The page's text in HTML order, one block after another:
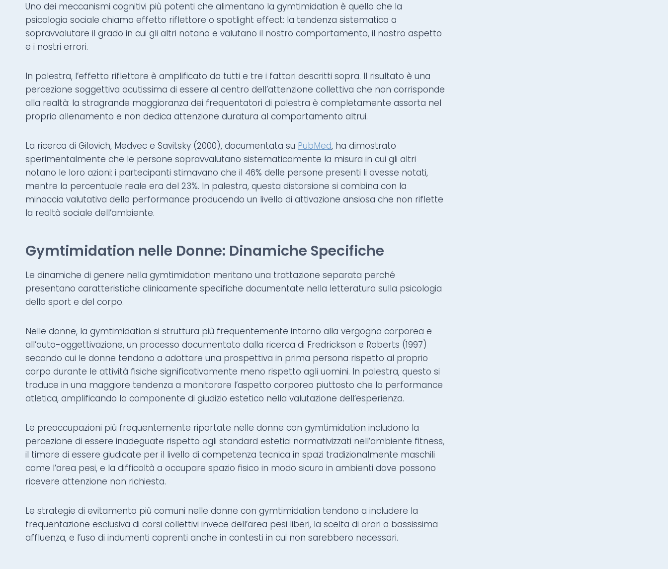
Uno dei meccanismi cognitivi più potenti che alimentano la gymtimidation è quello che la
psicologia sociale chiama effetto riflettore o spotlight effect: la tendenza sistematica a
sopravvalutare il grado in cui gli altri notano e valutano il nostro comportamento, il nostro aspetto
e i nostri errori.
In palestra, l’effetto riflettore è amplificato da tutti e tre i fattori descritti sopra. Il risultato è una
percezione soggettiva acutissima di essere al centro dell’attenzione collettiva che non corrisponde
alla realtà: la stragrande maggioranza dei frequentatori di palestra è completamente assorta nel
proprio allenamento e non dedica attenzione duratura al comportamento altrui.
La ricerca di Gilovich, Medvec e Savitsky (2000), documentata su PubMed, ha dimostrato
sperimentalmente che le persone sopravvalutano sistematicamente la misura in cui gli altri
notano le loro azioni: i partecipanti stimavano che il 46% delle persone presenti li avesse notati,
mentre la percentuale reale era del 23%. In palestra, questa distorsione si combina con la
minaccia valutativa della performance producendo un livello di attivazione ansiosa che non riflette
la realtà sociale dell’ambiente.
Gymtimidation nelle Donne: Dinamiche Specifiche
Le dinamiche di genere nella gymtimidation meritano una trattazione separata perché
presentano caratteristiche clinicamente specifiche documentate nella letteratura sulla psicologia
dello sport e del corpo.
Nelle donne, la gymtimidation si struttura più frequentemente intorno alla vergogna corporea e
all’auto-oggettivazione, un processo documentato dalla ricerca di Fredrickson e Roberts (1997)
secondo cui le donne tendono a adottare una prospettiva in prima persona rispetto al proprio
corpo durante le attività fisiche significativamente meno rispetto agli uomini. In palestra, questo si
traduce in una maggiore tendenza a monitorare l’aspetto corporeo piuttosto che la performance
atletica, amplificando la componente di giudizio estetico nella valutazione dell’esperienza.
Le preoccupazioni più frequentemente riportate nelle donne con gymtimidation includono la
percezione di essere inadeguate rispetto agli standard estetici normativizzati nell’ambiente fitness,
il timore di essere giudicate per il livello di competenza tecnica in spazi tradizionalmente maschili
come l’area pesi, e la difficoltà a occupare spazio fisico in modo sicuro in ambienti dove possono
ricevere attenzione non richiesta.
Le strategie di evitamento più comuni nelle donne con gymtimidation tendono a includere la
frequentazione esclusiva di corsi collettivi invece dell’area pesi liberi, la scelta di orari a bassissima
affluenza, e l’uso di indumenti coprenti anche in contesti in cui non sarebbero necessari.